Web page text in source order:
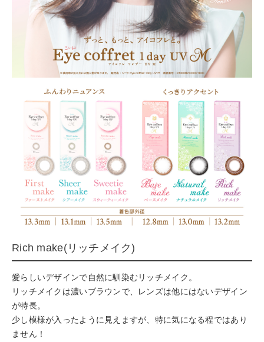
Rich make(リッチメイク)
愛らしいデザインで自然に馴染むリッチメイク。
リッチメイクは濃いブラウンで、レンズは他にはないデザイン
が特長。
少し模様が入ったように見えますが、特に気になる程ではあり
ません！